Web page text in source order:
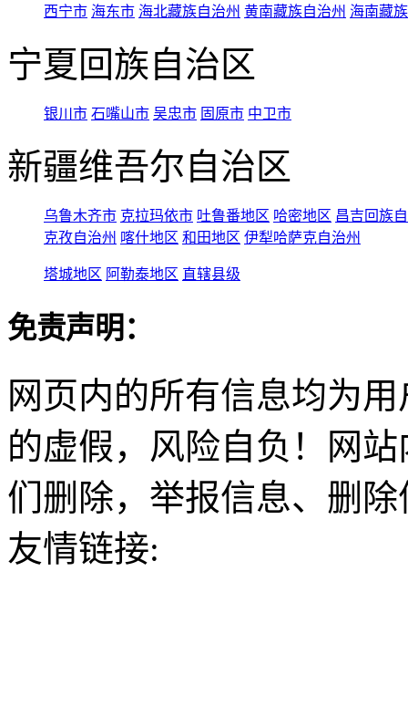
西宁市 海东市 海北藏族自治州 黄南藏族自治州 海南藏
宁夏回族自治区
银川市 石嘴山市 吴忠市 固原市 中卫市
新疆维吾尔自治区
乌鲁木齐市 克拉玛依市 吐鲁番地区 哈密地区 昌吉回族
克孜自治州 喀什地区 和田地区 伊犁哈萨克自治州
塔城地区 阿勒泰地区 直辖县级
免责声明：
网页内的所有信息均为
的虚假，风险自负！网
们删除，举报信息、删
友情链接: